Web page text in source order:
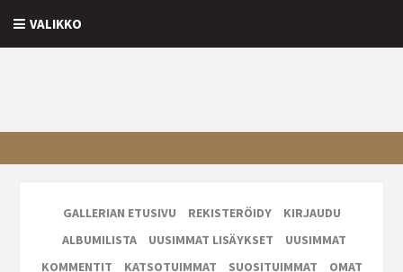
VALIKKO
GALLERIAN ETUSIVU REKISTERÖIDY
KIRJAUDU
ALBUMILISTA
UUSIMMAT LISÄYKSET
UUSIMMAT
KOMMENTIT
KATSOTUIMMAT SUOSITUIMMAT
OMAT